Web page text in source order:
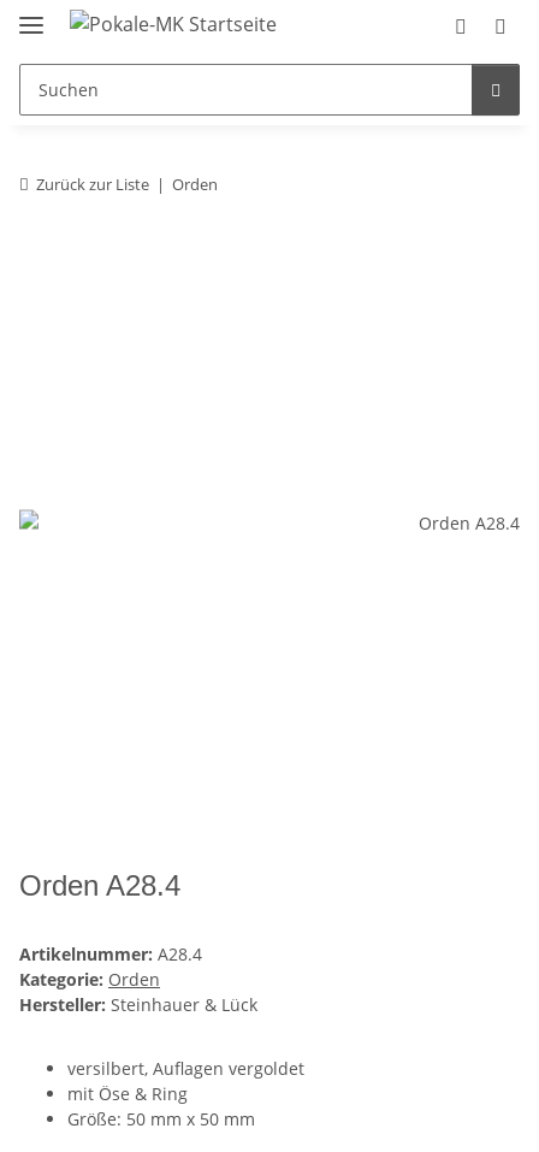
Zurück zur Liste Orden
Orden A28.4
Artikelnummer: A28.4
Kategorie: Orden
Hersteller: Steinhauer & Lück
versilbert, Auflagen vergoldet
mit Öse & Ring
Größe: 50 mm x 50 mm